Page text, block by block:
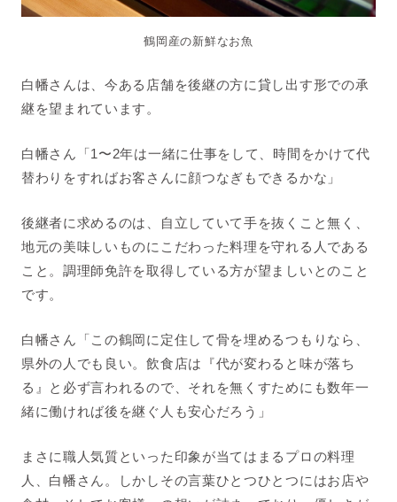
鶴岡産の新鮮なお魚
白幡さんは、今ある店舗を後継の方に貸し出す形での承
継を望まれています。
白幡さん「1〜2年は一緒に仕事をして、時間をかけて代
替わりをすればお客さんに顔つなぎもできるかな」
後継者に求めるのは、自立していて手を抜くこと無く、
地元の美味しいものにこだわった料理を守れる人である
こと。調理師免許を取得している方が望ましいとのこと
です。
白幡さん「この鶴岡に定住して骨を埋めるつもりなら、
県外の人でも良い。飲食店は『代が変わると味が落ち
る』と必ず言われるので、それを無くすためにも数年一
緒に働ければ後を継ぐ人も安心だろう」
まさに職人気質といった印象が当てはまるプロの料理
人、白幡さん。しかしその言葉ひとつひとつにはお店や